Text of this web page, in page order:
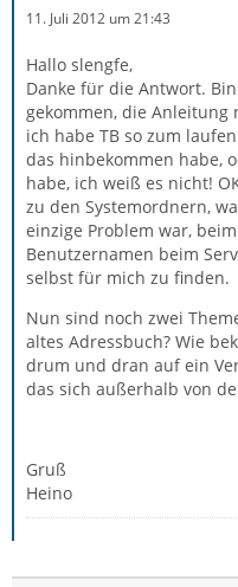
11. Juli 2012 um 21:43
Hallo slengfe,
Danke für die Antwort.
gekommen, die Anleitung
ich habe TB so zum
das hinbekommen habe,
habe, ich weiß es nicht!
zu den Systemordnern,
einzige Problem war,
Benutzernamen beim
selbst für mich zu finden.
Nun sind noch zwei
altes Adressbuch? Wie
drum und dran auf ein
das sich außerhalb von
Gruß
Heino